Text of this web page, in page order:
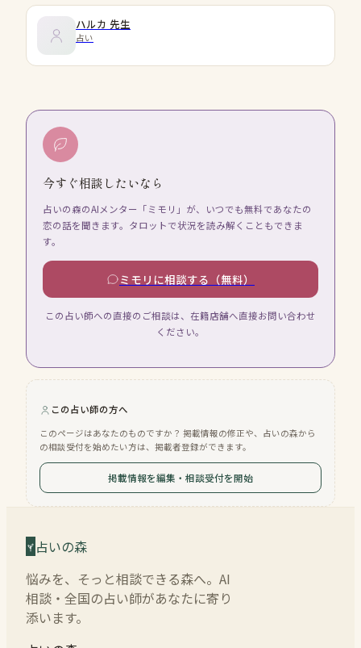
ハルカ 先生
占い
今すぐ相談したいなら
占いの森のAIメンター「ミモリ」が、いつでも無料であなたの
恋の話を聞きます。タロットで状況を読み解くこともできま
す。
ミモリに相談する（無料）
この占い師への直接のご相談は、在籍店舗へ直接お問い合わせ
ください。
この占い師の方へ
このページはあなたのものですか？ 掲載情報の修正や、占いの森から
の相談受付を始めたい方は、掲載者登録ができます。
掲載情報を編集・相談受付を開始
占いの森
悩みを、そっと相談できる森へ。AI
相談・全国の占い師があなたに寄り
添います。